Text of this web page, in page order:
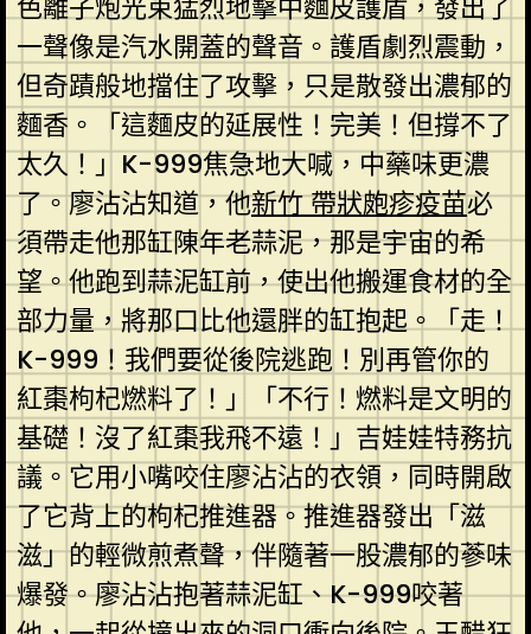
色離子炮光束猛烈地擊中麵皮護盾，發出了
一聲像是汽水開蓋的聲音。護盾劇烈震動，
但奇蹟般地擋住了攻擊，只是散發出濃郁的
麵香。「這麵皮的延展性！完美！但撐不了
太久！」K-999焦急地大喊，中藥味更濃
了。廖沾沾知道，他新竹 帶狀皰疹疫苗必
須帶走他那缸陳年老蒜泥，那是宇宙的希
望。他跑到蒜泥缸前，使出他搬運食材的全
部力量，將那口比他還胖的缸抱起。「走！
K-999！我們要從後院逃跑！別再管你的
紅棗枸杞燃料了！」「不行！燃料是文明的
基礎！沒了紅棗我飛不遠！」吉娃娃特務抗
議。它用小嘴咬住廖沾沾的衣領，同時開啟
了它背上的枸杞推進器。推進器發出「滋
滋」的輕微煎煮聲，伴隨著一股濃郁的蔘味
爆發。廖沾沾抱著蒜泥缸、K-999咬著